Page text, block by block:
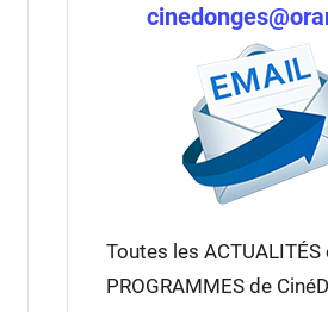
Toutes les ACTUALITÉS
PROGRAMMES de